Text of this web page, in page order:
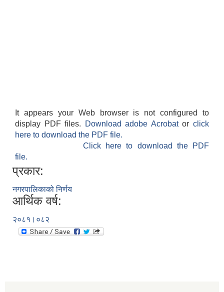
It appears your Web browser is not configured to
display PDF files.
Download adobe Acrobatorclick
here to download the PDF file.
Click here to download the PDF
file.
प्रकार:
नगरपालिकाको निर्णय
आर्थिक वर्ष:
२०८१।०८२